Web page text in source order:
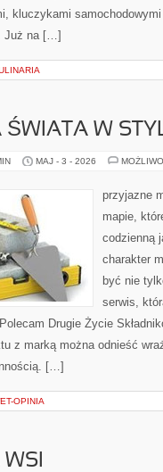
kluczykami
Już na […]
ŚWIATA W
MAJ - 3 - 2026
przyjazne
mapie,
codzienną
charakter
być nie
serwis,
Drugie Życie
z marką można odnieść
[…]
OPINIA